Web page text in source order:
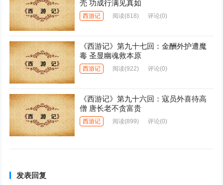
壳 功成行满见真如
西游记 阅读(818) 评论(0)
《西游记》第九十七回：金酬外护遭魔
毒 圣显幽魂救本原
西游记 阅读(922) 评论(0)
《西游记》第九十六回：寇员外喜待高
僧 唐长老不贪富贵
西游记 阅读(899) 评论(0)
发表回复